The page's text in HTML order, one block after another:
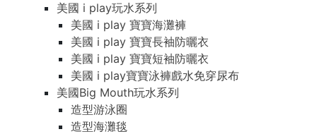
美國 i play玩水系列
美國 i play 寶寶海灘褲
美國 i play 寶寶長袖防曬衣
美國 i play 寶寶短袖防曬衣
美國 i play寶寶泳褲戲水免穿尿布
美國Big Mouth玩水系列
造型游泳圈
造型海灘毯